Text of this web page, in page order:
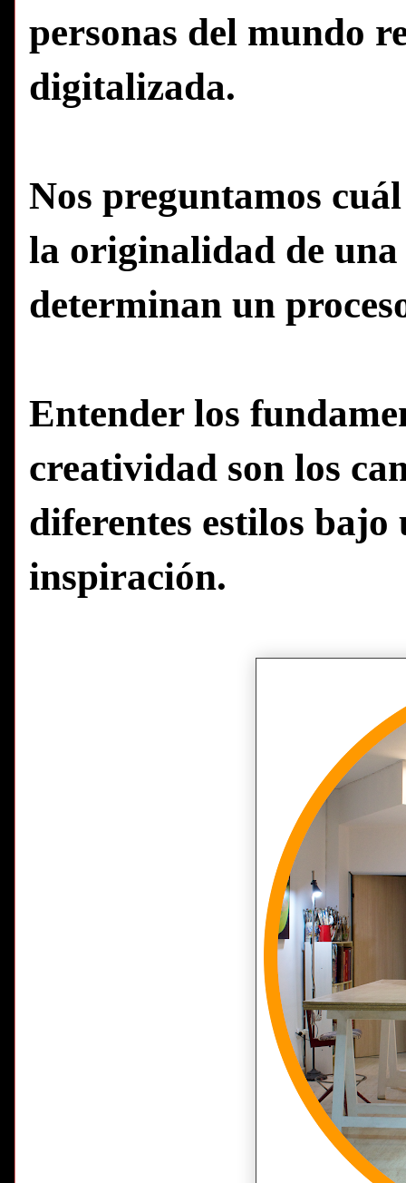
personas del mundo
digitalizada.
Nos preguntamos
la originalidad de
determinan un
Entender los
creatividad son los
diferentes estilos
inspiración.